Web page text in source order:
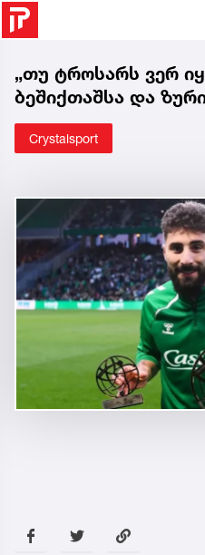
„თუ ტროსარს ვერ
ბეშიქთაშსა და
Crystalsport